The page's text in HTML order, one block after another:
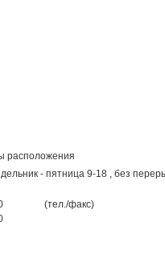
расположения
- пятница 9-18 , без
(тел./факс)